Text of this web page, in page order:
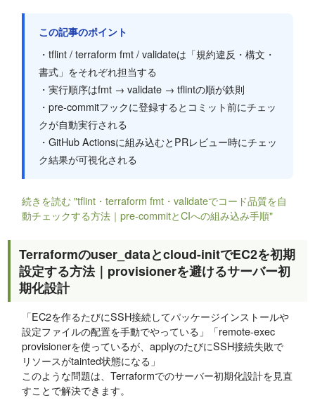
この記事のポイント
・tflint / terraform fmt / validateは「規約違反・構文・
書式」をそれぞれ担当する
・実行順序はfmt → validate → tflintの順が鉄則
・pre-commitフックに登録するとコミット前にチェッ
クが自動実行される
・GitHub Actionsに組み込むとPRレビュー時にチェッ
ク結果が可視化される
続きを読む "tflint・terraform fmt・validateでコード品質を自
動チェックする方法｜pre-commitとCIへの組み込み手順"
Terraformのuser_dataとcloud-initでEC2を初期
設定する方法｜provisionerを避けるサーバー初
期化設計
「EC2を作るたびにSSH接続してパッケージインストールや
設定ファイルの配置を手動でやっている」「remote-exec
provisionerを使っているが、applyのたびにSSH接続失敗で
リソースがtainted状態になる」
このような問題は、Terraformでのサーバー初期化設計を見直
すことで解決できます。